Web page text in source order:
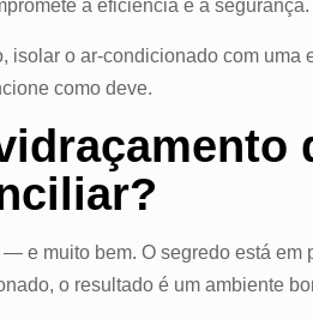
a eficiência e a segurança.
isolar o ar-condicionado com uma
como deve.
— e muito bem. O segredo está em
o resultado é um ambiente